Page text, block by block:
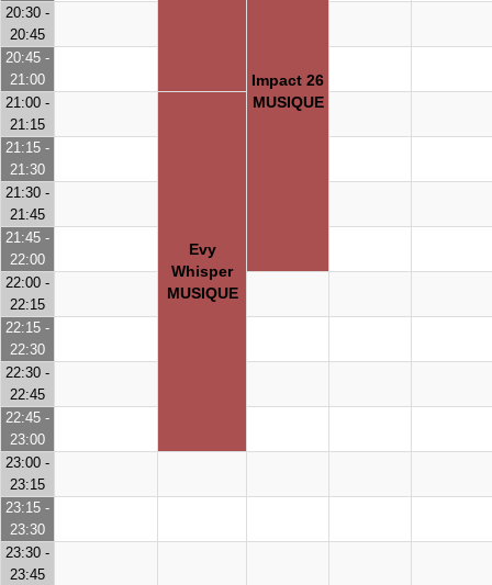
Impact 26
MUSIQUE
20:30 -
20:45
20:45 -
21:00
21:00 -
21:15
Evy
Whisper
MUSIQUE
21:15 -
21:30
21:30 -
21:45
21:45 -
22:00
22:00 -
22:15
22:15 -
22:30
22:30 -
22:45
22:45 -
23:00
23:00 -
23:15
23:15 -
23:30
23:30 -
23:45